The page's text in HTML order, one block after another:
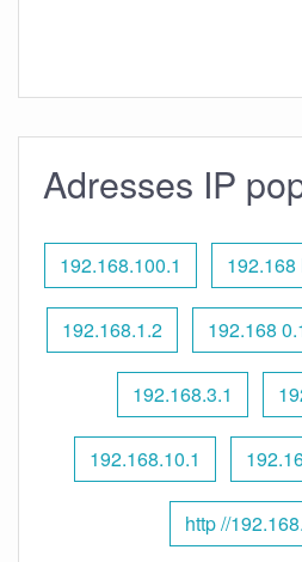
Adresses IP
192.168.100.1 192.168
192.168.1.2 192.168
192.168.3.1
192.168.10.1
http //